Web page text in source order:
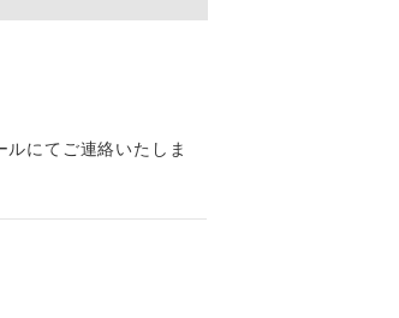
にてご連絡いたしま